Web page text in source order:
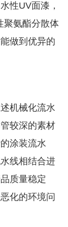
性UV面漆，
聚氨酯分散体
做到优异的
机械化流水
较深的素材
涂装流水
线相结合进
质量稳定
化的环境问